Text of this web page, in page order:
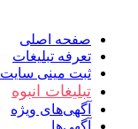
صفحه اصلی
تعرفه تبلیغات
ثبت مینی سایت
تبلیغات انبوه
آگهی‌های ویژه
آگهی‌ها